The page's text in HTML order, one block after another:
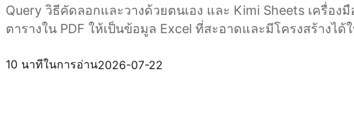
Query วิธีคัดลอกและวางด้วยตนเอง และ Kimi Sheets เครื่อง
ตารางใน PDF ให้เป็นข้อมูล Excel ที่สะอาดและมีโครงสร้างได้
10 นาทีในการอ่าน2026-07-22